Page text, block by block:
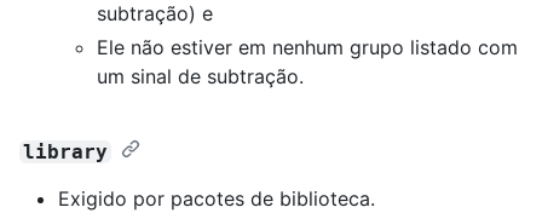
subtração) e
Ele não estiver em nenhum grupo listado com
um sinal de subtração.
library
Exigido por pacotes de biblioteca.